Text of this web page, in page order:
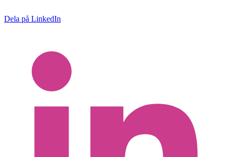
Dela på LinkedIn